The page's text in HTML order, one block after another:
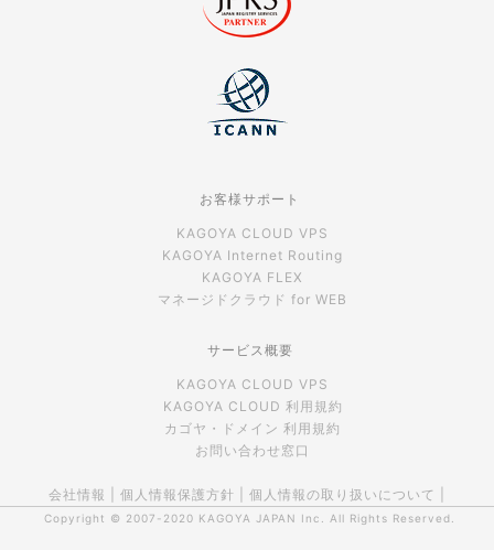
お客様サポート
KAGOYA CLOUD VPS
KAGOYA Internet Routing
KAGOYA FLEX
マネージドクラウド for WEB
サービス概要
KAGOYA CLOUD VPS
KAGOYA CLOUD 利用規約
カゴヤ・ドメイン 利用規約
お問い合わせ窓口
会社情報 個人情報保護方針 個人情報の取り扱いについて
Copyright © 2007-2020 KAGOYA JAPAN Inc. All Rights Reserved.